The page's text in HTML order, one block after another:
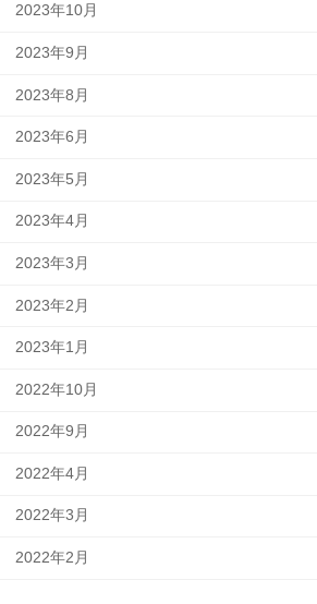
2023年10月
2023年9月
2023年8月
2023年6月
2023年5月
2023年4月
2023年3月
2023年2月
2023年1月
2022年10月
2022年9月
2022年4月
2022年3月
2022年2月